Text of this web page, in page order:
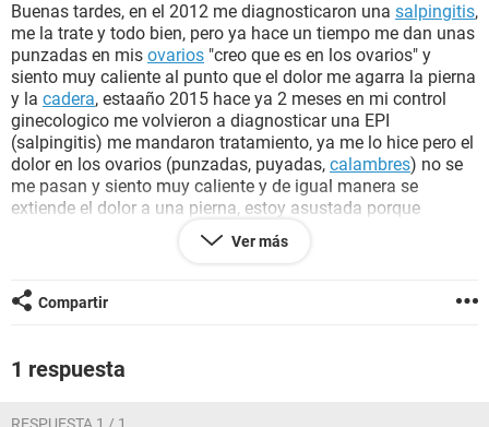
BIENESTAR
SEXUALIDAD
GLOSARIO
Buenas tardes, en el 2012 me diagnosticaron una salpingitis,
me la trate y todo bien, pero ya hace un tiempo me dan unas
punzadas en mis ovarios "creo que es en los ovarios" y
siento muy caliente al punto que el dolor me agarra la pierna
y la cadera, estaaño 2015 hace ya 2 meses en mi control
ginecologico me volvieron a diagnosticar una EPI
(salpingitis) me mandaron tratamiento, ya me lo hice pero el
dolor en los ovarios (punzadas, puyadas, calambres) no se
me pasan y siento muy caliente y de igual manera se
extiende el dolor a una pierna, estoy asustada porque
buscando en internet informacion de esta
algun lugar que en algunos casos las trompas van
que losespermatozoides
) a
todas estas necesito ayuda ya que mi dra esta fuera del pais
fuertes, deberia de ir a la Emergencia de algun hospital?
Ver más
Compartir
1 respuesta